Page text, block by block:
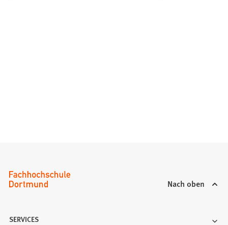
Nach oben
SERVICES